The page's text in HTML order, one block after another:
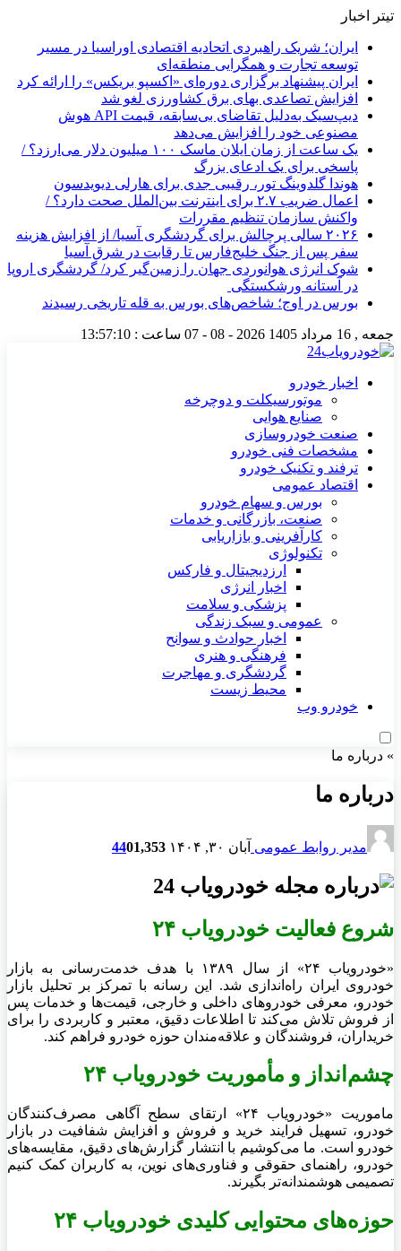
تیتر اخبار
ایران؛ شریک راهبردی اتحادیه اقتصادی اوراسیا در مسیر
توسعه تجارت و همگرایی منطقه‌ای
ایران پیشنهاد برگزاری دوره‌ای «اکسپو بریکس» را ارائه کرد
افزایش تصاعدی بهای برق کشاورزی لغو شد
دیپ‌سیک به‌دلیل تقاضای بی‌سابقه، قیمت API هوش
مصنوعی خود را افزایش می‌دهد
یک ساعت از زمان ایلان ماسک ۱۰۰ میلیون دلار می‌ارزد؟ /
پاسخی برای یک ادعای بزرگ
هوندا گلدوینگ تور، رقیبی جدی برای هارلی دیویدسون
اعمال ضریب ۲.۷ برای اینترنت بین‌الملل صحت دارد؟ /
واکنش سازمان تنظیم مقررات
۲۰۲۶ سالی پرچالش برای گردشگری آسیا/ از افزایش هزینه
سفر پس از جنگ خلیج‌فارس تا رقابت در شرق آسیا
شوک انرژی هوانوردی جهان را زمین‌گیر کرد/ گردشگری اروپا
در آستانه ورشکستگی
بورس در اوج؛ شاخص‌های بورس به قله تاریخی رسیدند
جمعه , 16 مرداد 1405 2026 - 08 - 07 ساعت : 13:57:10
اخبار خودرو
موتورسیکلت و دوچرخه
صنایع هوایی
صنعت خودروسازی
مشخصات فنی خودرو
ترفند و تکنیک خودرو
اقتصاد عمومی
بورس و سهام خودرو
صنعت، بازرگانی و خدمات
کارآفرینی و بازاریابی
تکنولوژی
ارزدیجیتال و فارکس
اخبار انرژی
پزشکی و سلامت
عمومی و سبک زندگی
اخبار حوادث و سوانح
فرهنگی و هنری
گردشگری و مهاجرت
محیط زیست
خودرو وب
» درباره ما
درباره ما
مدیر روابط عمومی آبان ۳۰, ۱۴۰۴ 4401,353
شروع فعالیت خودرویاب ۲۴
«خودرویاب ۲۴» از سال ۱۳۸۹ با هدف خدمت‌رسانی به بازار
خودروی ایران راه‌اندازی شد. این رسانه با تمرکز بر تحلیل بازار
خودرو، معرفی خودروهای داخلی و خارجی، قیمت‌ها و خدمات پس
از فروش تلاش می‌کند تا اطلاعات دقیق، معتبر و کاربردی را برای
خریداران، فروشندگان و علاقه‌مندان حوزه خودرو فراهم کند.
چشم‌انداز و مأموریت خودرویاب ۲۴
ماموریت «خودرویاب ۲۴» ارتقای سطح آگاهی مصرف‌کنندگان
خودرو، تسهیل فرایند خرید و فروش و افزایش شفافیت در بازار
خودرو است. ما می‌کوشیم با انتشار گزارش‌های دقیق، مقایسه‌های
خودرو، راهنمای حقوقی و فناوری‌های نوین، به کاربران کمک کنیم
تصمیمی هوشمندانه‌تر بگیرند.
حوزه‌های محتوایی کلیدی خودرویاب ۲۴